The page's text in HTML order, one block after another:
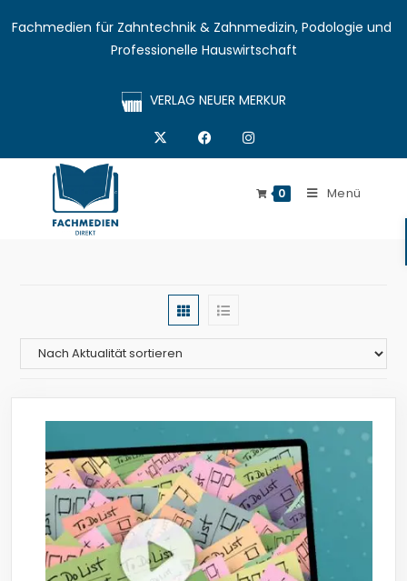
Fachmedien für Zahntechnik & Zahnmedizin, Podologie und
Professionelle Hauswirtschaft
VERLAG NEUER MERKUR
0 Menü